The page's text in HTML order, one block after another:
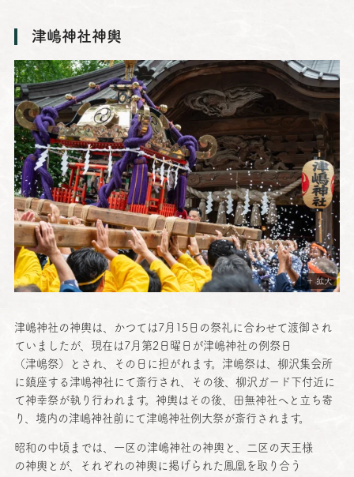
津嶋神社神輿
＋ 拡大
津嶋神社 の神輿は、かつては7月15日の祭礼 に合わせて渡御 され
ていましたが、 現在 は7月第2 日曜日 が津嶋神社 の例祭日
（津嶋祭）とされ、その日に担がれます。 津嶋祭は、 柳沢集会所
に 鎮座する 津嶋神社 にて斎行 され、その後、 柳沢 ガード 下付近 に
て神幸祭が執り行われます。 神輿はその後、 田無神社 へと立ち寄
り、 境内 の津嶋神社前 にて津嶋神社例大祭が斎行 されます。
昭和 の中頃 までは、 一区 の津嶋神社 の神輿と、 二区 の天王様
の神輿とが、それぞれの神輿に掲げられた鳳凰を取り合う